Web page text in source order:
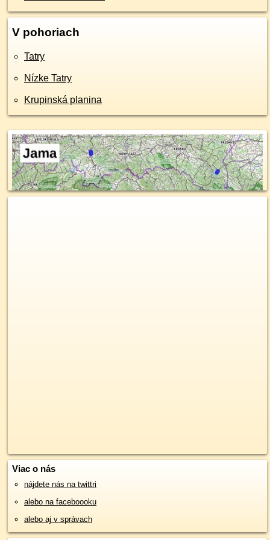
V pohoriach
Tatry
Nízke Tatry
Krupinská planina
Viac o nás
nájdete nás na twittri
alebo na faceboooku
alebo aj v správach